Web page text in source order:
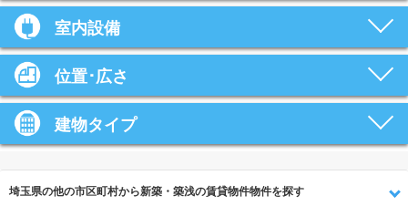
室内設備
位置･広さ
建物タイプ
埼玉県の他の市区町村から新築・築浅の賃貸物件物件を探す